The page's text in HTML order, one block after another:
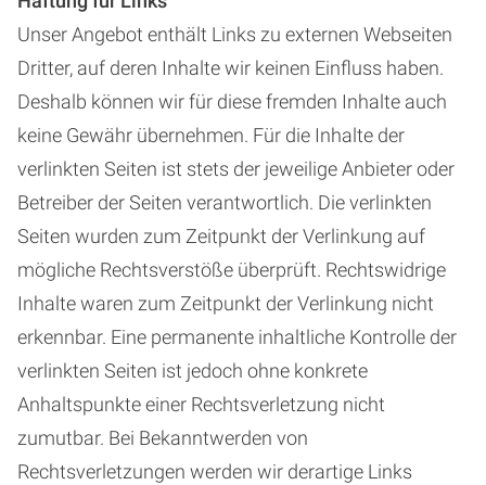
Unser Angebot enthält Links zu externen Webseiten
Dritter, auf deren Inhalte wir keinen Einfluss haben.
Deshalb können wir für diese fremden Inhalte auch
keine Gewähr übernehmen. Für die Inhalte der
verlinkten Seiten ist stets der jeweilige Anbieter oder
Betreiber der Seiten verantwortlich. Die verlinkten
Seiten wurden zum Zeitpunkt der Verlinkung auf
mögliche Rechtsverstöße überprüft. Rechtswidrige
Inhalte waren zum Zeitpunkt der Verlinkung nicht
erkennbar. Eine permanente inhaltliche Kontrolle der
verlinkten Seiten ist jedoch ohne konkrete
Anhaltspunkte einer Rechtsverletzung nicht
zumutbar. Bei Bekanntwerden von
Rechtsverletzungen werden wir derartige Links